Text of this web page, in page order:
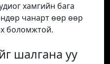
хамгийн бага
чанарт өөр өөр
боломжтой.
шалгана уу